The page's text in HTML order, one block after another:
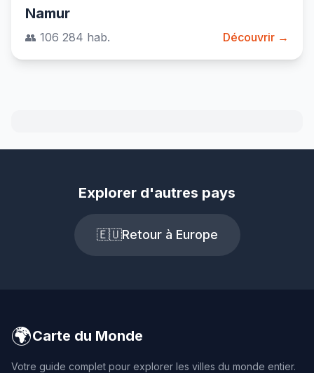
Namur
👥 106 284 hab. Découvrir →
Explorer d'autres pays
🇪🇺Retour à Europe
🌍Carte du Monde
Votre guide complet pour explorer les villes du monde entier.